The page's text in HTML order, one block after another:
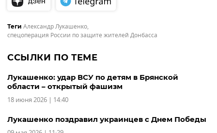
Теги Александр Лукашенко,
спецоперация России по защите жителей Донбасса
ССЫЛКИ ПО ТЕМЕ
Лукашенко: удар ВСУ по детям в Брянской
области – открытый фашизм
18 июня 2026 | 14:40
Лукашенко поздравил украинцев с Днем Победы